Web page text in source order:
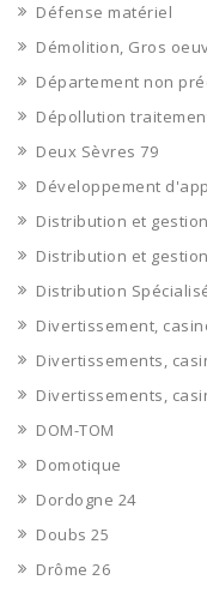
Défense matériel
Démolition, Gros
Département non
Dépollution
Deux Sèvres 79
Développement
Distribution et
Distribution et
Distribution
Divertissement,
Divertissements,
Divertissements,
DOM-TOM
Domotique
Dordogne 24
Doubs 25
Drôme 26